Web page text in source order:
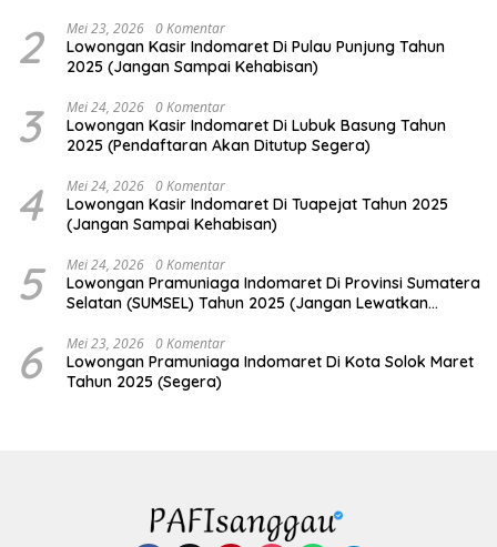
2 Mei 23, 2026 0 Komentar
Lowongan Kasir Indomaret Di Pulau Punjung Tahun
2025 (Jangan Sampai Kehabisan)
3 Mei 24, 2026 0 Komentar
Lowongan Kasir Indomaret Di Lubuk Basung Tahun
2025 (Pendaftaran Akan Ditutup Segera)
4 Mei 24, 2026 0 Komentar
Lowongan Kasir Indomaret Di Tuapejat Tahun 2025
(Jangan Sampai Kehabisan)
5 Mei 24, 2026 0 Komentar
Lowongan Pramuniaga Indomaret Di Provinsi Sumatera
Selatan (SUMSEL) Tahun 2025 (Jangan Lewatkan
6 Mei 23, 2026 0 Komentar
Lowongan Pramuniaga Indomaret Di Kota Solok Maret
Tahun 2025 (Segera)